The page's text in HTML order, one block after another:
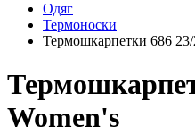
Одяг
Термоноски
Термошкарпетки 686 23/
Women's